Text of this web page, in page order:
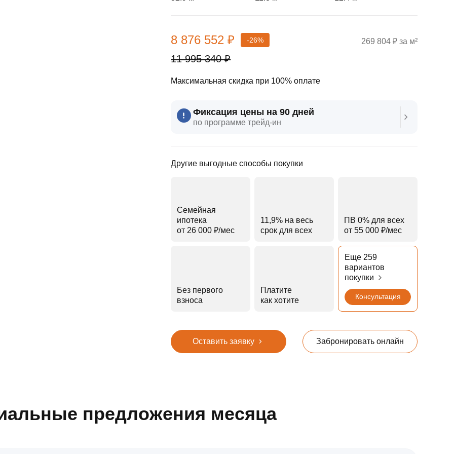
11 995 340 ₽
8 876 552 ₽ -26%
Максимальная скидка при 100% оплате
Фиксация цены на 90 дней
по программе трейд‑ин
Другие выгодные способы покупки
Семейная
ипотека
от 26 000 ₽⁠/⁠мес
11,9% на весь
срок для всех
ПВ 0% для всех
от 55 000 ₽⁠/⁠мес
Без первого
взноса
Платите
как хотите
Еще 259
вариантов
покупки
Консультация
269 804 ₽ за м²
Оставить заявку Забронировать онлайн
предложения месяца